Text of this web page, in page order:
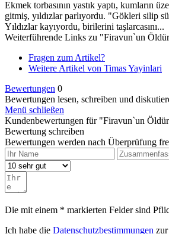
Ekmek torbasının yastık yaptı, kumların
gitmiş, yıldızlar parlıyordu. "Gökleri silip
Yıldızlar kayıyordu, birilerini taşlarcasını...
Weiterführende Links zu "Firavun`un
Fragen zum Artikel?
Weitere Artikel von Timas Yayinlari
Bewertungen 0
Bewertungen lesen, schreiben und
Menü schließen
Kundenbewertungen für "Firavun`un
Bewertung schreiben
Bewertungen werden nach Überprüfung
Die mit einem * markierten Felder sind
Ich habe die Datenschutzbestimmungen